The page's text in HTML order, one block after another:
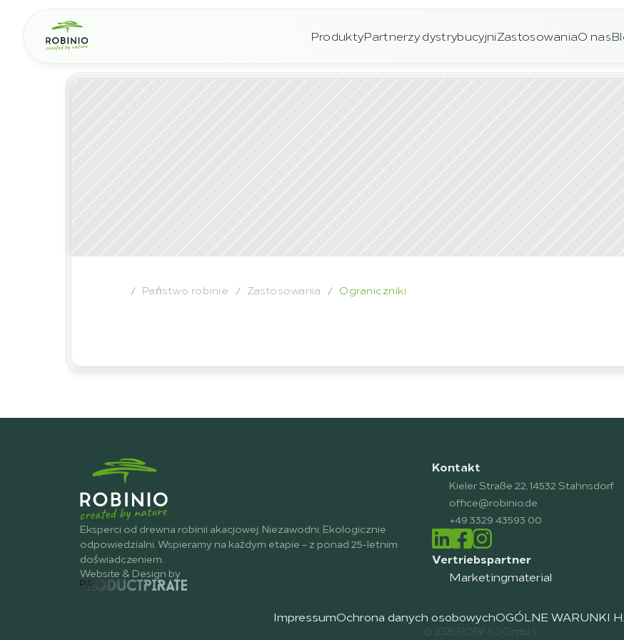
ProduktyPartnerzy dystrybucyjniZastosowaniaO nas
/ Państwo robinie / Zastosowania / Ograniczniki
Eksperci od drewna robinii akacjowej. Niezawodni. Ekologicznie
odpowiedzialni. Wspieramy na każdym etapie – z ponad 25-letnim
doświadczeniem.
Website & Design by
Kontakt
Kieler Straße 22, 14532 Stahnsdorf
office@robinio.de
+49 3329 43593 00
Vertriebspartner
Marketingmaterial
ImpressumOchrona danych osobowychOGÓLNE WARUNKI
© 2026 ROBINIO GmbH